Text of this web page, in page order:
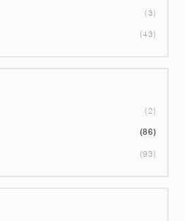
3
43
2
86
93